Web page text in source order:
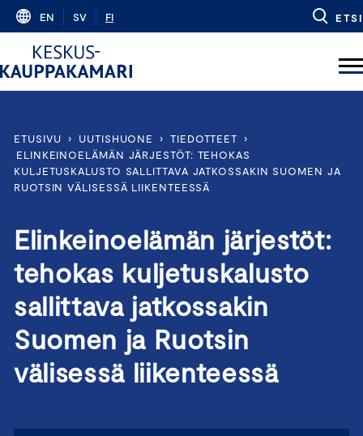
Skip
content
EN SV FI ETSI
ETUSIVU › UUTISHUONE › TIEDOTTEET
›
ELINKEINOELÄMÄN JÄRJESTÖT: TEHOKAS
KULJETUSKALUSTO SALLITTAVA JATKOSSAKIN SUOMEN JA
RUOTSIN VÄLISESSÄ LIIKENTEESSÄ
Elinkeinoelämän järjestöt:
tehokas kuljetuskalusto
sallittava jatkossakin
Suomen ja Ruotsin
välisessä liikenteessä